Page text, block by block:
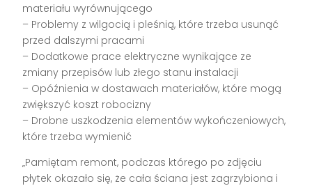
materiału wyrównującego
– Problemy z wilgocią i pleśnią, które trzeba usunąć
przed dalszymi pracami
– Dodatkowe prace elektryczne wynikające ze
zmiany przepisów lub złego stanu instalacji
– Opóźnienia w dostawach materiałów, które mogą
zwiększyć koszt robocizny
– Drobne uszkodzenia elementów wykończeniowych,
które trzeba wymienić
„Pamiętam remont, podczas którego po zdjęciu
płytek okazało się, że cała ściana jest zagrzybiona i